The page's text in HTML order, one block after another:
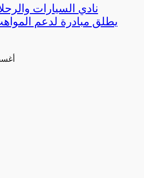
نادي السيارات
يطلق مبادرة لدعم
13